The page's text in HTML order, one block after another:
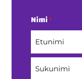
Nimi*
Etunimi